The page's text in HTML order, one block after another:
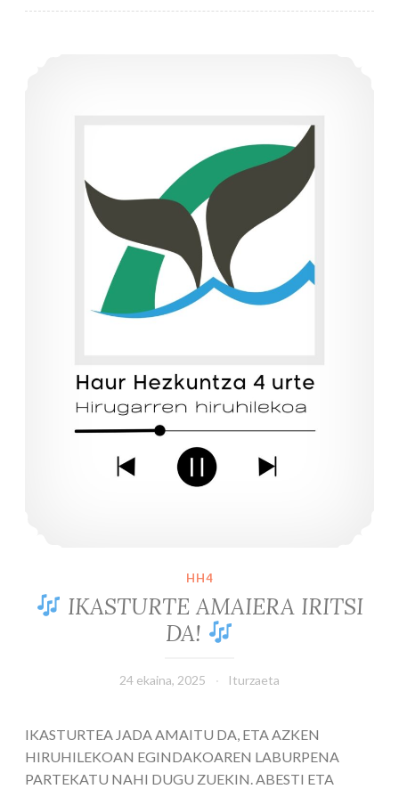
HH4
IKASTURTE AMAIERA IRITSI
DA!
24 ekaina, 2025 Iturzaeta
IKASTURTEA JADA AMAITU DA, ETA AZKEN
HIRUHILEKOAN EGINDAKOAREN LABURPENA
PARTEKATU NAHI DUGU ZUEKIN. ABESTI ETA